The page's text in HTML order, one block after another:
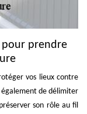
pour prendre
vos lieux contre
également de délimiter
son rôle au fil